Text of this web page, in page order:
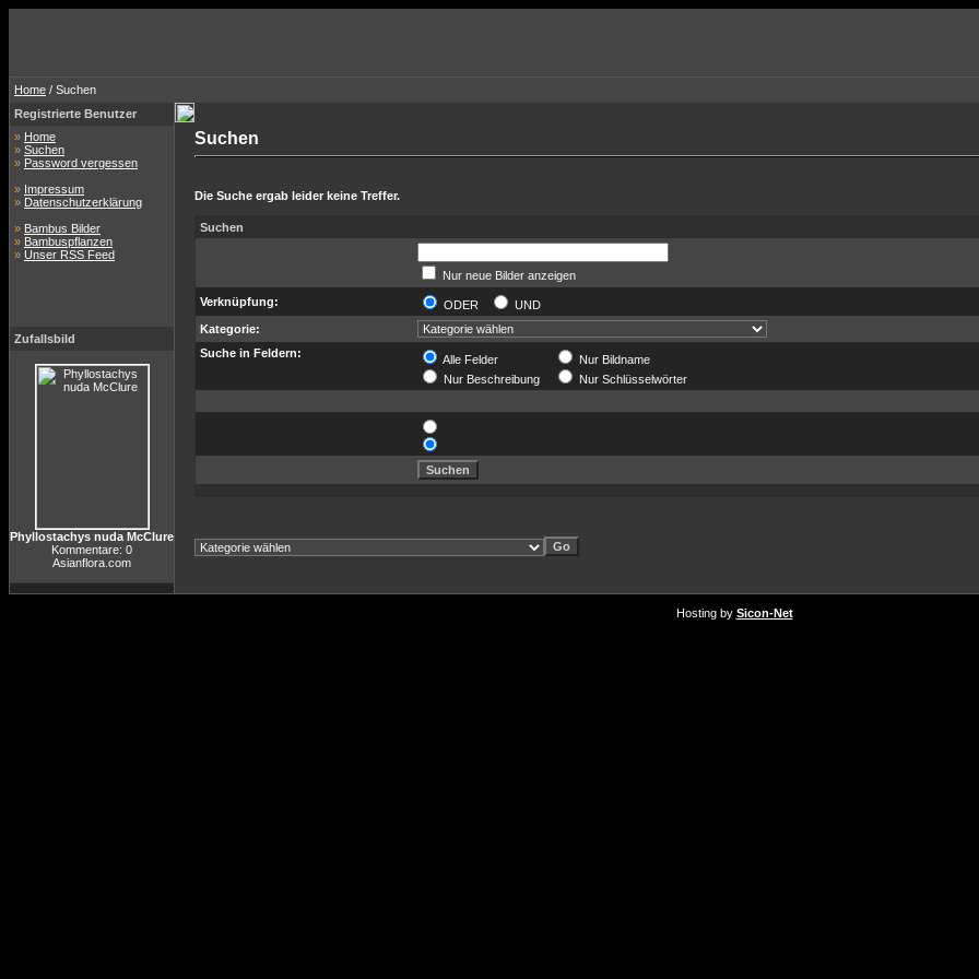
Home / Suchen
Registrierte Benutzer
» Home
» Suchen
» Password vergessen
» Impressum
» Datenschutzerklärung
» Bambus Bilder
» Bambuspflanzen
» Unser RSS Feed
Zufallsbild
Phyllostachys nuda McClure
Kommentare: 0
Asianflora.com
Suchen
Die Suche ergab leider keine Treffer.
Suchen
Nur neue Bilder anzeigen
Verknüpfung:
ODER
UND
Kategorie:
Suche in Feldern:
Alle Felder
Nur Bildname
Nur Beschreibung
Nur Schlüsselwörter
Hosting by Sicon-Net